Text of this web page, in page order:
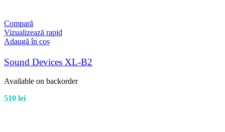
Compară
Vizualizează rapid
Adaugă în coș
Sound Devices XL-B2
Available on backorder
510 lei